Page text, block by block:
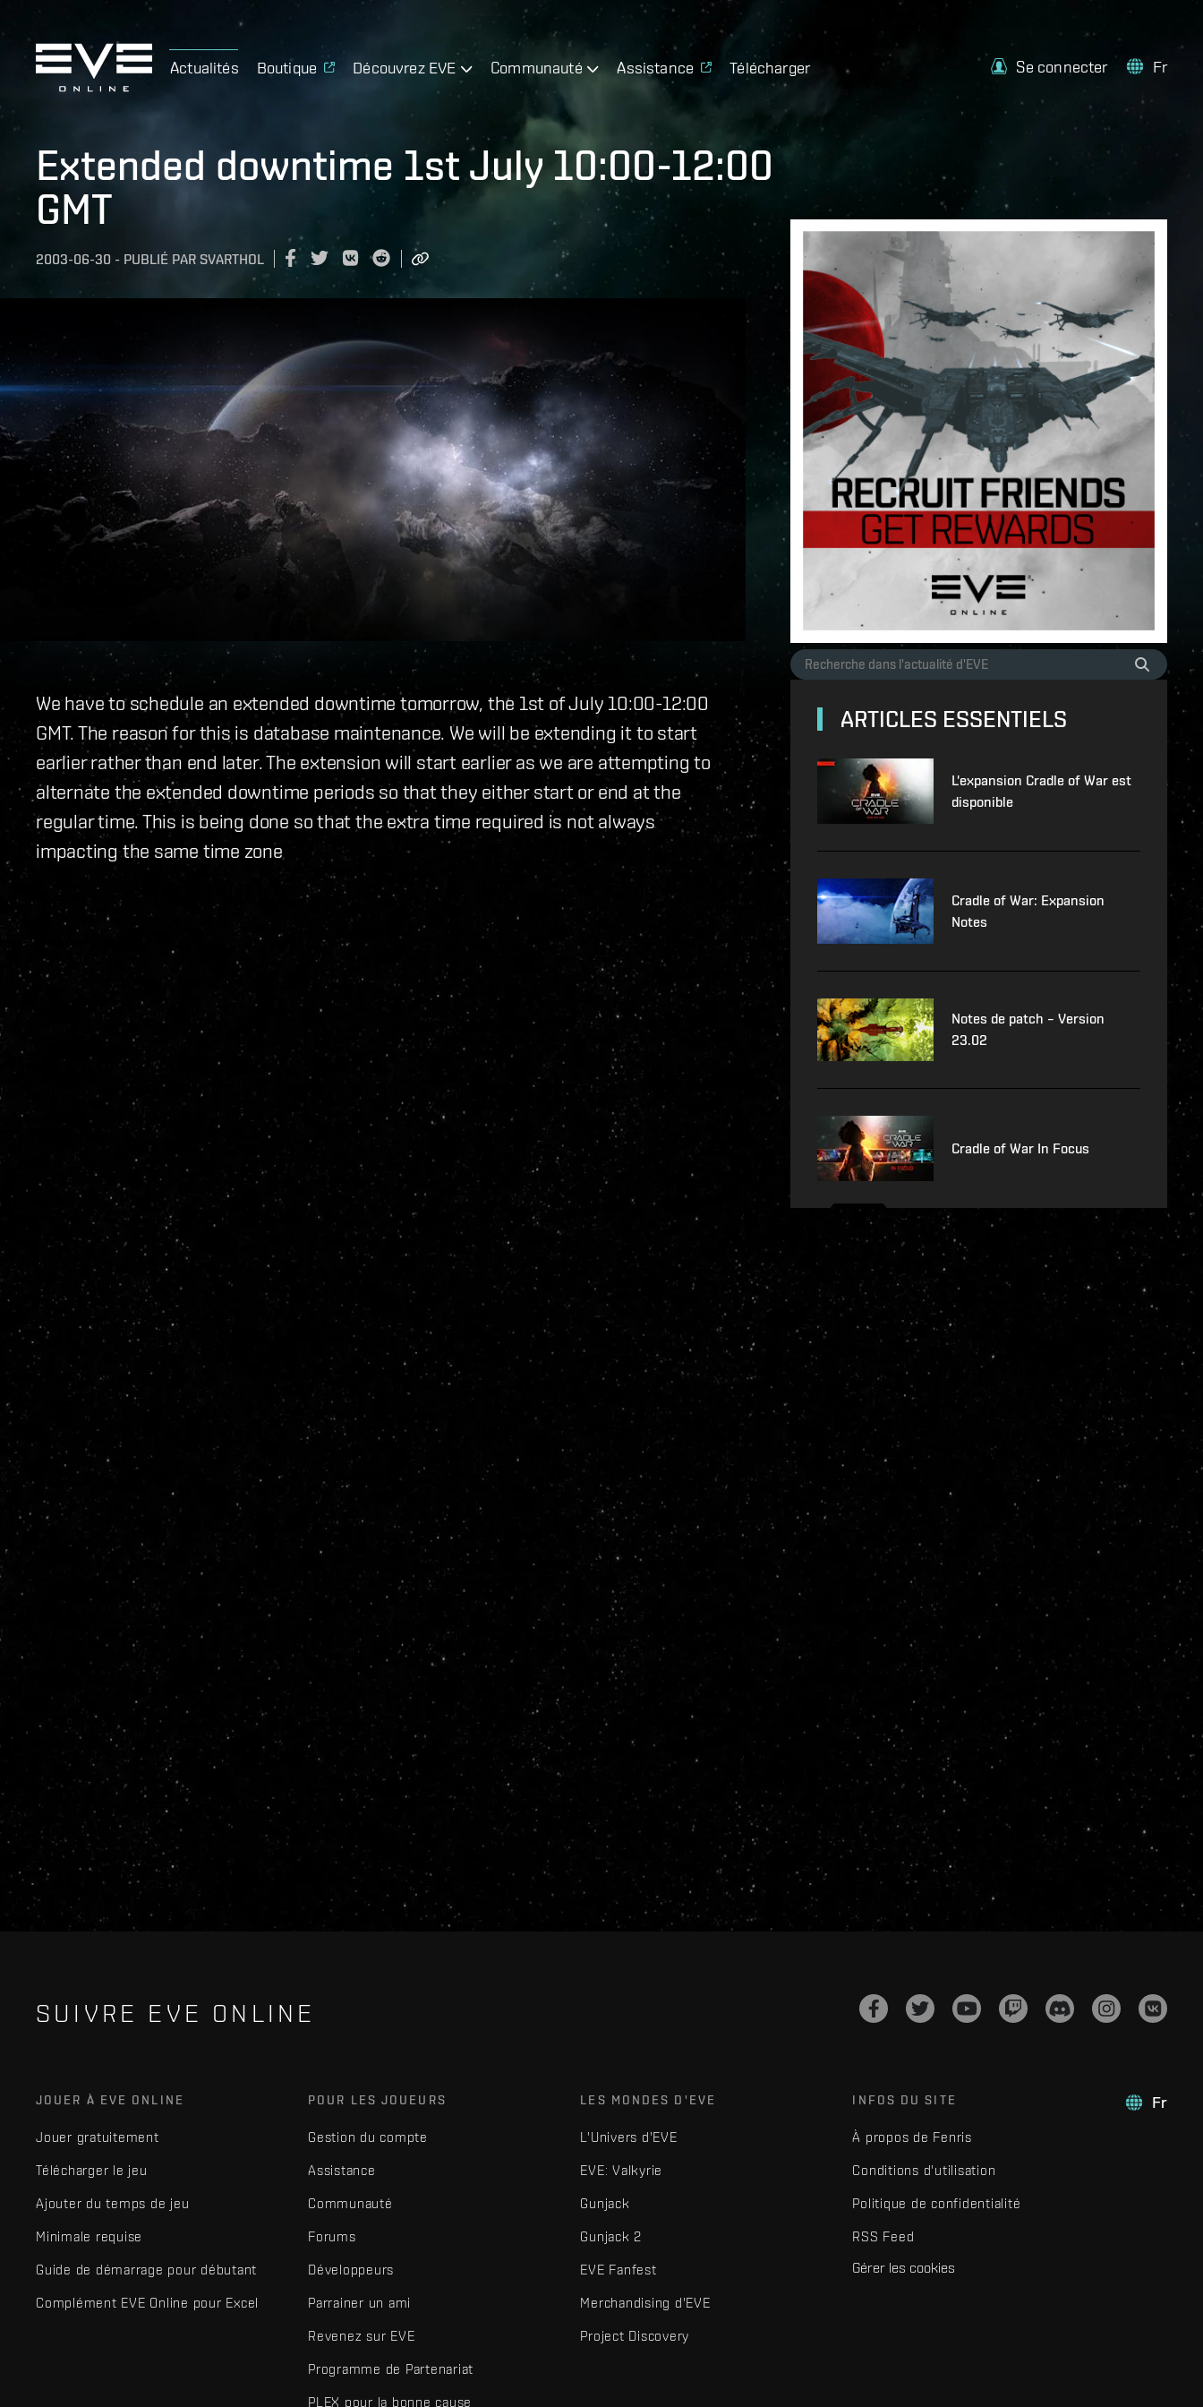
Actualités Boutique Découvrez EVE Communauté Assistance Télécharger Se connecter Fr
Extended downtime 1st July 10:00-12:00
GMT
2003-06-30 - PUBLIÉ PAR SVARTHOL
We have to schedule an extended downtime tomorrow, the 1st of July 10:00-12:00
GMT. The reason for this is database maintenance. We will be extending it to start
earlier rather than end later. The extension will start earlier as we are attempting to
alternate the extended downtime periods so that they either start or end at the
regular time. This is being done so that the extra time required is not always
impacting the same time zone
ARTICLES ESSENTIELS
L'expansion Cradle of War est
disponible
Cradle of War: Expansion
Notes
Notes de patch – Version
23.02
Cradle of War In Focus
SUIVRE EVE ONLINE
Fr
JOUER À EVE ONLINE
Jouer gratuitement
Télécharger le jeu
Ajouter du temps de jeu
Minimale requise
Guide de démarrage pour débutant
Complément EVE Online pour Excel
POUR LES JOUEURS
Gestion du compte
Assistance
Communauté
Forums
Développeurs
Parrainer un ami
Revenez sur EVE
Programme de Partenariat
PLEX pour la bonne cause
LES MONDES D'EVE
L'Univers d'EVE
EVE: Valkyrie
Gunjack
Gunjack 2
EVE Fanfest
Merchandising d'EVE
Project Discovery
INFOS DU SITE
À propos de Fenris
Conditions d'utilisation
Politique de confidentialité
RSS Feed
Gérer les cookies